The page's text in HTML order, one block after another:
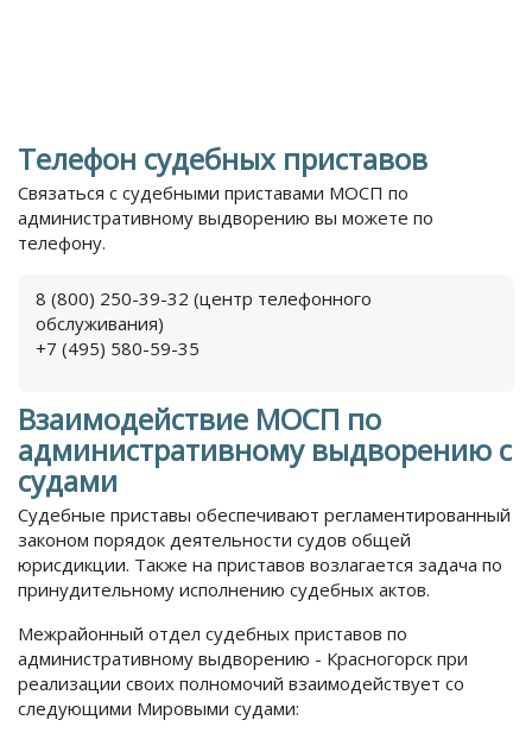
Телефон судебных приставов
Связаться с судебными приставами МОСП по
административному выдворению вы можете по
телефону.
8 (800) 250-39-32 (центр телефонного
обслуживания)
+7 (495) 580-59-35
Взаимодействие МОСП по
административному выдворению с
судами
Судебные приставы обеспечивают регламентированный
законом порядок деятельности судов общей
юрисдикции. Также на приставов возлагается задача по
принудительному исполнению судебных актов.
Межрайонный отдел судебных приставов по
административному выдворению - Красногорск при
реализации своих полномочий взаимодействует со
следующими Мировыми судами: